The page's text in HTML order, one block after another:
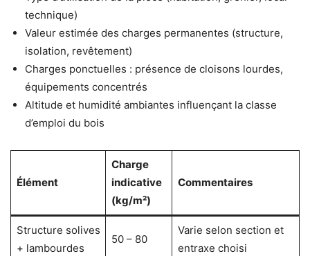
technique)
Valeur estimée des charges permanentes (structure,
isolation, revêtement)
Charges ponctuelles : présence de cloisons lourdes,
équipements concentrés
Altitude et humidité ambiantes influençant la classe
d’emploi du bois
Élément
Charge
indicative
(kg/m²)
Commentaires
Structure solives
+ lambourdes
50 – 80
Varie selon section et
entraxe choisi